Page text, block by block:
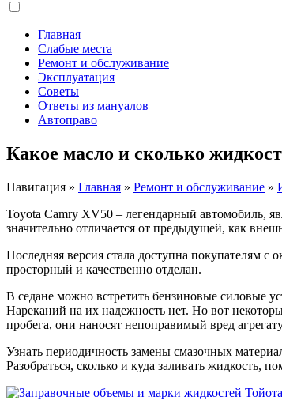
Главная
Слабые места
Ремонт и обслуживание
Эксплуатация
Советы
Ответы из мануалов
Автоправо
Какое масло и сколько
Навигация » Главная » Ремонт и обслуживание »
Toyota Camry XV50 – легендарный автомобиль,
значительно отличается от предыдущей, как
Последняя версия стала доступна покупателям
просторный и качественно отделан.
В седане можно встретить бензиновые силовые
Нареканий на их надежность нет. Но вот
пробега, они наносят непоправимый вред
Узнать периодичность замены смазочных
Разобраться, сколько и куда заливать жидкость,